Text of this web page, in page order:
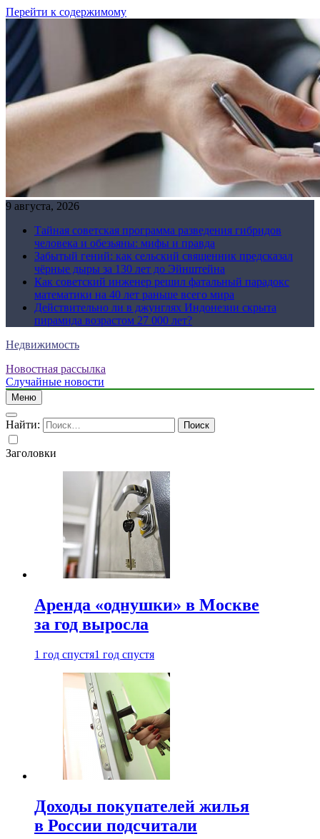
Перейти к содержимому
9 августа, 2026
Тайная советская программа разведения гибридов
человека и обезьяны: мифы и правда
Забытый гений: как сельский священник предсказал
чёрные дыры за 130 лет до Эйнштейна
Как советский инженер решил фатальный парадокс
математики на 40 лет раньше всего мира
Действительно ли в джунглях Индонезии скрыта
пирамида возрастом 27 000 лет?
Недвижимость
Новостная рассылка
Случайные новости
Меню
Найти:
Заголовки
Аренда «однушки» в Москве
за год выросла
1 год спустя1 год спустя
Доходы покупателей жилья
в России подсчитали